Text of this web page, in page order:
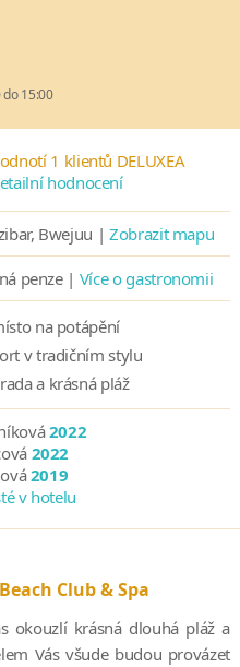
prostorách je WIFI zdarma.
do 31.05.2025.
do 15:00
1 klientů DELUXEA
hodnocení
Bwejuu | Zobrazit mapu
penze | Více o gastronomii
na potápění
v tradičním stylu
a krásná pláž
2022
2022
2019
v hotelu
Club & Spa
okouzlí krásná dlouhá pláž a
Vás všude budou provázet